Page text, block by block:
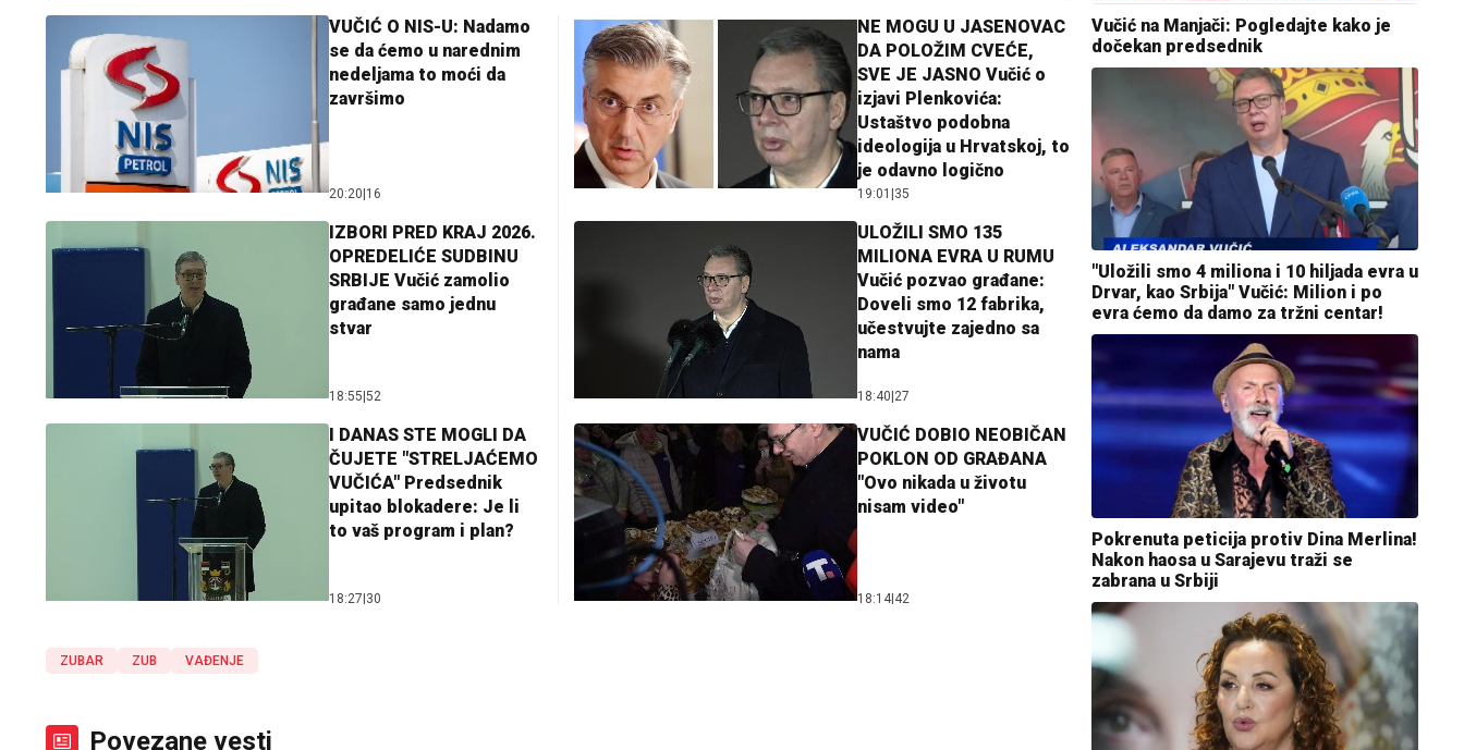
VUČIĆ O NIS-U: Nadamo
se da ćemo u narednim
nedeljama to moći da
završimo
20:20 16
NE MOGU U JASENOVAC
DA POLOŽIM CVEĆE,
SVE JE JASNO Vučić o
izjavi Plenkovića:
Ustaštvo podobna
ideologija u Hrvatskoj, to
je odavno logično
19:01 35
IZBORI PRED KRAJ 2026.
OPREDELIĆE SUDBINU
SRBIJE Vučić zamolio
građane samo jednu
stvar
18:55 52
ULOŽILI SMO 135
MILIONA EVRA U RUMU
Vučić pozvao građane:
Doveli smo 12 fabrika,
učestvujte zajedno sa
nama
18:40 27
I DANAS STE MOGLI DA
ČUJETE "STRELJAĆEMO
VUČIĆA" Predsednik
upitao blokadere: Je li
to vaš program i plan?
18:27 30
VUČIĆ DOBIO NEOBIČAN
POKLON OD GRAĐANA
"Ovo nikada u životu
nisam video"
18:14 42
ZUBAR ZUB VAĐENJE
Povezane vesti
Vučić na Manjači: Pogledajte kako je
dočekan predsednik
"Uložili smo 4 miliona i 10 hiljada evra u
Drvar, kao Srbija" Vučić: Milion i po
evra ćemo da damo za tržni centar!
Pokrenuta peticija protiv Dina Merlina!
Nakon haosa u Sarajevu traži se
zabrana u Srbiji